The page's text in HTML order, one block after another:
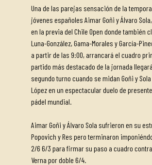
Una de las parejas sensación de la
jóvenes españoles Aimar Goñi y Álvaro
en la previa del Chile Open donde también
Luna-González, Gama-Morales y García-
a partir de las 9:00, arrancará el cuadro
partido más destacado de la jornada
segundo turno cuando se midan Goñi y
López en un espectacular duelo de
pádel mundial.
Aimar Goñi y Álvaro Sola sufrieron en su
Popovich y Res pero terminaron
2/6 6/3 para firmar su paso a cuadro
Verna por doble 6/4.